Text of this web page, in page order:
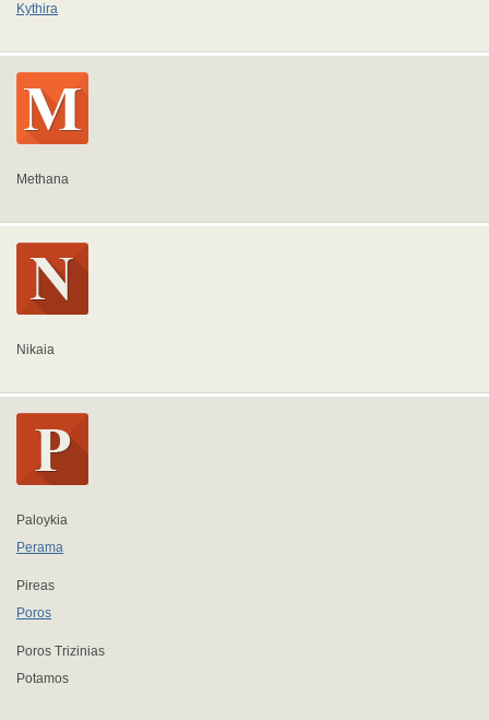
Kythira
Methana
Nikaia
Paloykia
Perama
Pireas
Poros
Poros Trizinias
Potamos